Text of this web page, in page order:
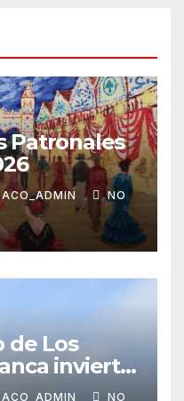
Patronales
NO
de Los
invierte
en laNO